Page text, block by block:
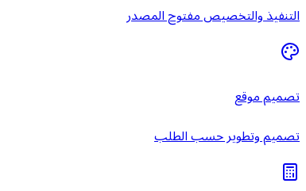
التنفيذ والتخصيص مفتوح المصدر
تصميم موقع
تصميم وتطوير حسب الطلب